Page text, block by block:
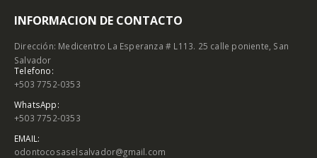
INFORMACION DE CONTACTO
Dirección: Medicentro La Esperanza # L113. 25 calle poniente, San
Salvador
Telefono:
+503 7752-0353
WhatsApp:
+503 7752-0353
EMAIL:
odontocosaselsalvador@gmail.com